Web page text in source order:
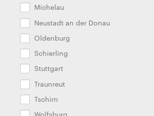
Michelau
Neustadt an der Donau
Oldenburg
Schierling
Stuttgart
Traunreut
Tschirn